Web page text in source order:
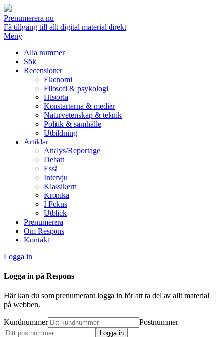
Prenumerera nu
Få tillgång till allt digital material direkt
Meny
Alla nummer
Sök
Recensioner
Ekonomi
Filosofi & psykologi
Historia
Konstarterna & medier
Naturvetenskap & teknik
Politik & samhälle
Utbildning
Artiklar
Analys/Reportage
Debatt
Essä
Intervju
Klassikern
Krönika
I Fokus
Utblick
Prenumerera
Om Respons
Kontakt
Logga in
Logga in på Respons
Här kan du som prenumerant logga in för att ta del av allt material
på webben.
Kundnummer Postnummer